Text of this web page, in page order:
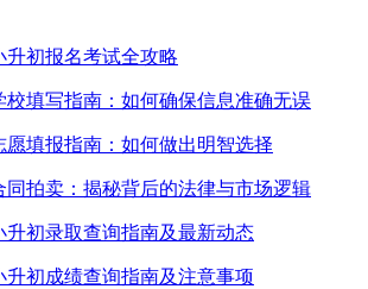
升初报名考试全攻略
校填写指南：如何确保信息准确无误
愿填报指南：如何做出明智选择
同拍卖：揭秘背后的法律与市场逻辑
升初录取查询指南及最新动态
升初成绩查询指南及注意事项